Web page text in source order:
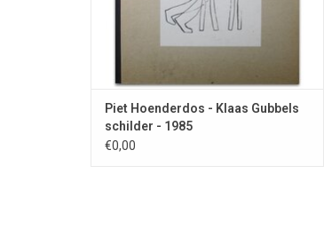
Piet Hoenderdos - Klaas Gubbels
schilder - 1985
€0,00